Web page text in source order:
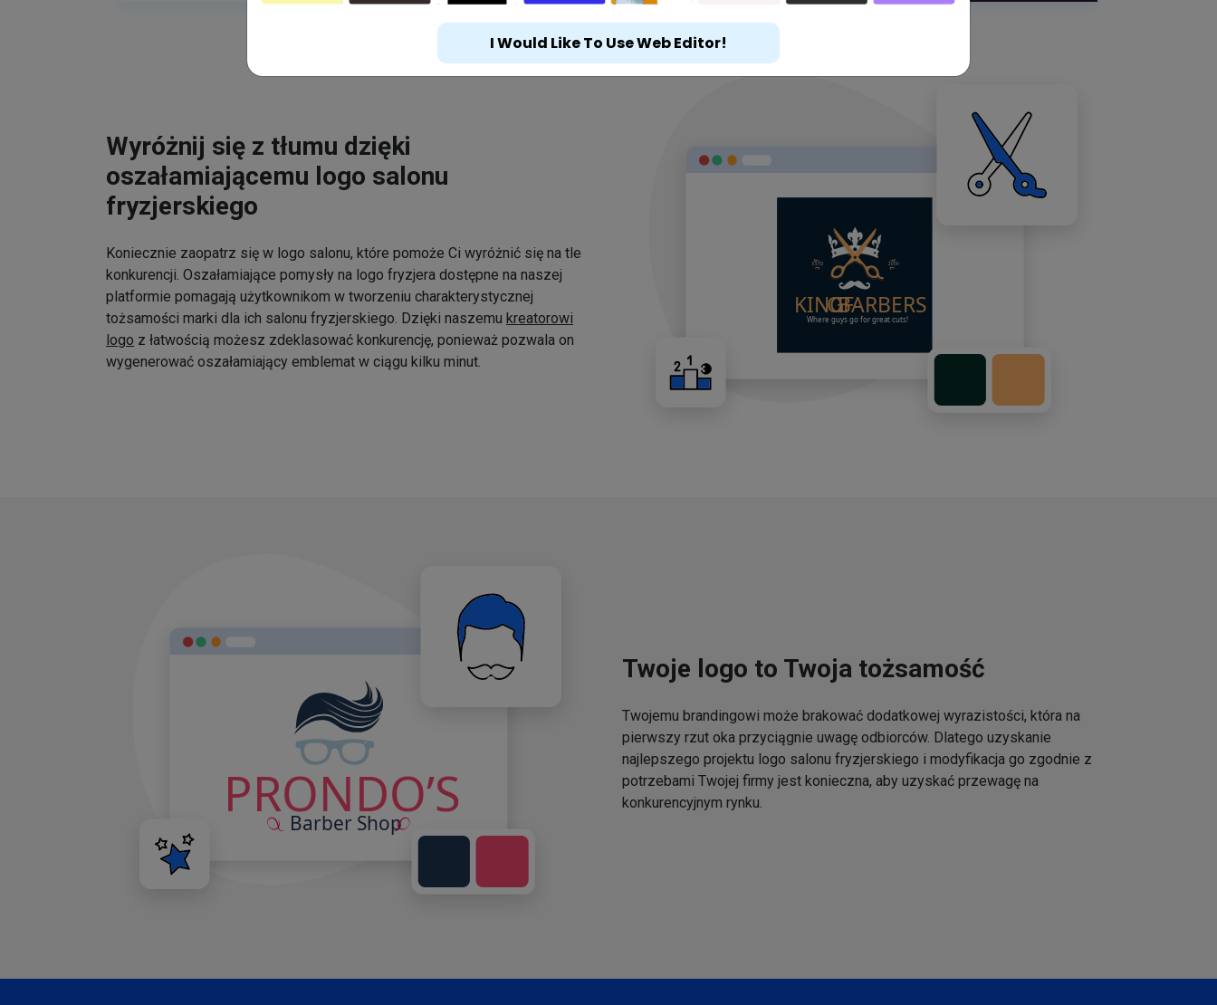
Wyróżnij się z tłumu dzięki
oszałamiającemu logo salonu
fryzjerskiego
Koniecznie zaopatrz się w logo salonu, które pomoże Ci wyróżnić się na tle
konkurencji. Oszałamiające pomysły na logo fryzjera dostępne na naszej
platformie pomagają użytkownikom w tworzeniu charakterystycznej
tożsamości marki dla ich salonu fryzjerskiego. Dzięki naszemu kreatorowi
logo z łatwością możesz zdeklasować konkurencję, ponieważ pozwala on
wygenerować oszałamiający emblemat w ciągu kilku minut.
Twoje logo to Twoja tożsamość
Twojemu brandingowi może brakować dodatkowej wyrazistości, która na
pierwszy rzut oka przyciągnie uwagę odbiorców. Dlatego uzyskanie
najlepszego projektu logo salonu fryzjerskiego i modyfikacja go zgodnie z
potrzebami Twojej firmy jest konieczna, aby uzyskać przewagę na
konkurencyjnym rynku.
I Would Like To Use Web Editor!